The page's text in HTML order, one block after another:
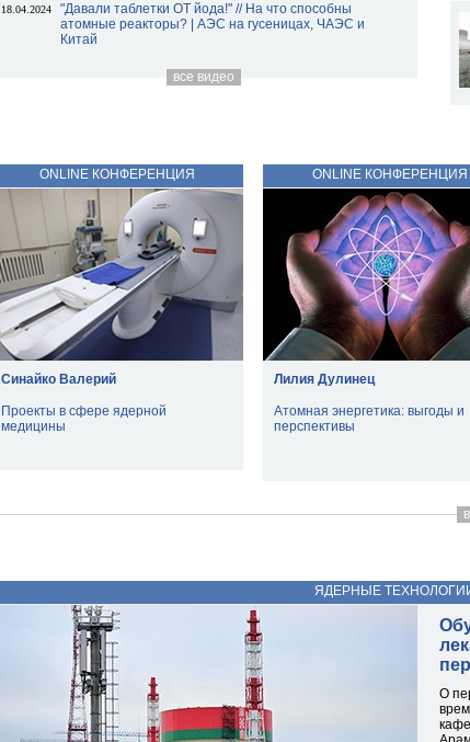
18.04.2024
"Давали таблетки ОТ йода!" // На что способны
атомные реакторы? | АЭС на гусеницах, ЧАЭС и
Китай
все видео
ONLINE КОНФЕРЕНЦИЯ
Синайко Валерий
Проекты в сфере ядерной
медицины
ONLINE КОНФЕРЕНЦИЯ
Лилия Дулинец
Атомная энергетика: выгоды и
перспективы
ЯДЕРНЫЕ
О